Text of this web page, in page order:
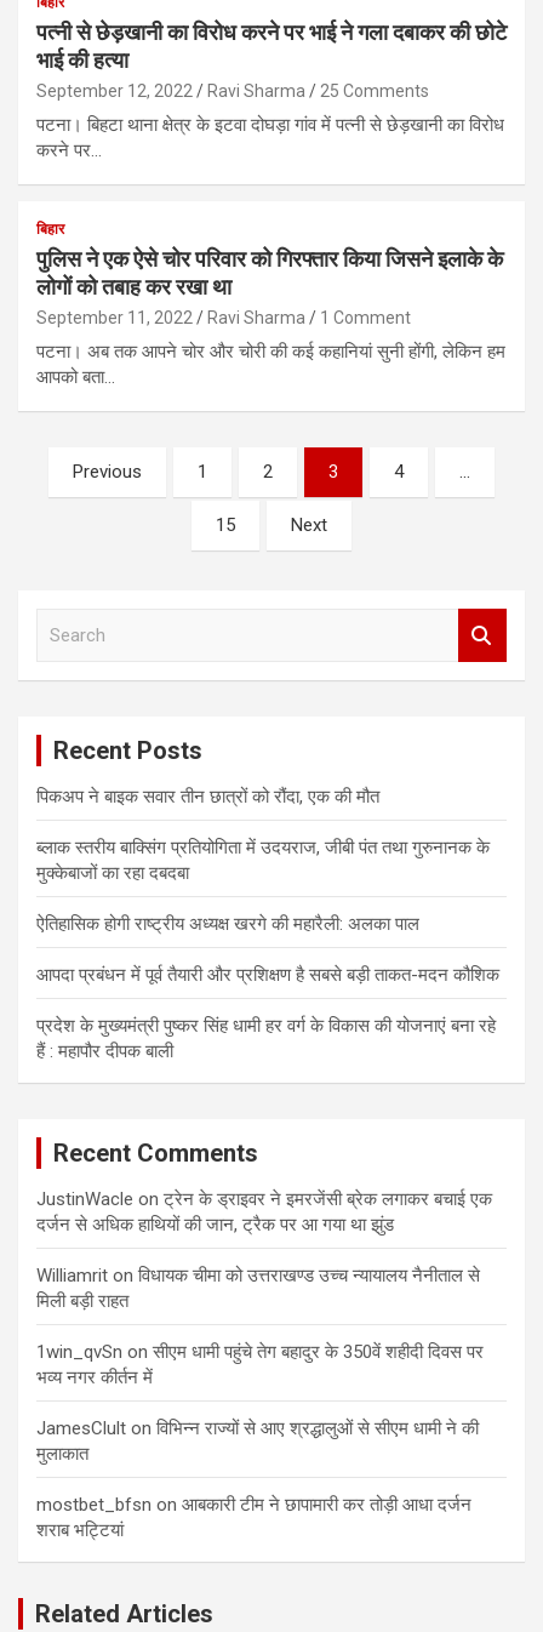
पत्नी से छेड़खानी का विरोध करने पर भाई ने गला दबाकर की छोटे
भाई की हत्या
September 12, 2022 Ravi Sharma 25 Comments
पटना। बिहटा थाना क्षेत्र के इटवा दोघड़ा गांव में पत्नी से छेड़खानी का विरोध
करने पर…
बिहार
पुलिस ने एक ऐसे चोर परिवार को गिरफ्तार किया जिसने इलाके के
लोगों को तबाह कर रखा था
September 11, 2022 Ravi Sharma 1 Comment
पटना। अब तक आपने चोर और चोरी की कई कहानियां सुनी होंगी, लेकिन हम
आपको बता…
Previous 1 2 3 4 …
15 Next
Recent Posts
पिकअप ने बाइक सवार तीन छात्रों को रौंदा, एक की मौत
ब्लाक स्तरीय बाक्सिंग प्रतियोगिता में उदयराज, जीबी पंत तथा गुरुनानक के
मुक्केबाजों का रहा दबदबा
ऐतिहासिक होगी राष्ट्रीय अध्यक्ष खरगे की महारैली: अलका पाल
आपदा प्रबंधन में पूर्व तैयारी और प्रशिक्षण है सबसे बड़ी ताकत-मदन कौशिक
प्रदेश के मुख्यमंत्री पुष्कर सिंह धामी हर वर्ग के विकास की योजनाएं बना रहे
हैं : महापौर दीपक बाली
Recent Comments
JustinWacle onट्रेन के ड्राइवर ने इमरजेंसी ब्रेक लगाकर बचाई एक
दर्जन से अधिक हाथियों की जान, ट्रैक पर आ गया था झुंड
Williamrit onविधायक चीमा को उत्तराखण्ड उच्च न्यायालय नैनीताल से
मिली बड़ी राहत
1win_qvSn onसीएम धामी पहुंचे तेग बहादुर के 350वें शहीदी दिवस पर
भव्य नगर कीर्तन में
JamesClult onविभिन्न राज्यों से आए श्रद्धालुओं से सीएम धामी ने की
मुलाकात
mostbet_bfsn on आबकारी टीम ने छापामारी कर तोड़ी आधा दर्जन
शराब भट्टियां
Related Articles